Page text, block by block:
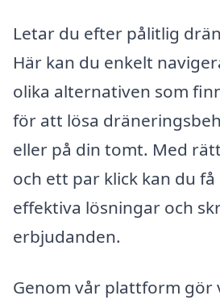
Letar du efter pålitlig
Här kan du enkelt
olika alternativen som
för att lösa
eller på din tomt. Med
och ett par klick kan du
effektiva lösningar och
erbjudanden.
Genom vår plattform gör